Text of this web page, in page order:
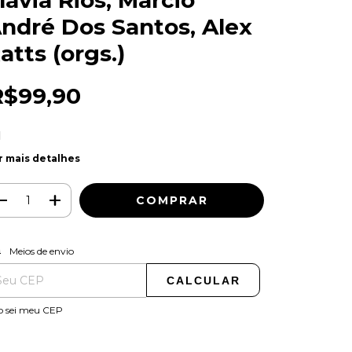
Dos Santos, Alex
(orgs.)
mais detalhes
para o CEP:
Meios de envio
CALCULAR
sei meu CEP